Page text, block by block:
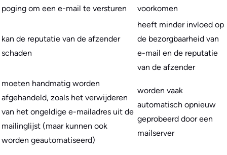
poging om een e-mail te versturen
voorkomen
kan de reputatie van de afzender
schaden
heeft minder invloed op
de bezorgbaarheid van
e-mail en de reputatie
van de afzender
moeten handmatig worden
afgehandeld, zoals het verwijderen
van het ongeldige e-mailadres uit de
mailinglijst (maar kunnen ook
worden geautomatiseerd)
worden vaak
automatisch opnieuw
geprobeerd door een
mailserver